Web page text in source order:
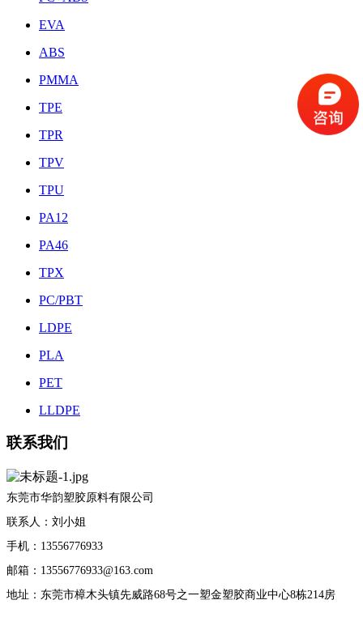
EVA
ABS
PMMA
TPE
TPR
TPV
TPU
PA12
PA46
TPX
PC/PBT
LDPE
PLA
PET
LLDPE
联系我们
东莞市华韵塑胶原料有限公司
联系人：刘小姐
手机：13556776933
邮箱：13556776933@163.com
地址：东莞市樟木头镇先威路68号之一塑金塑胶商业中心8栋214房